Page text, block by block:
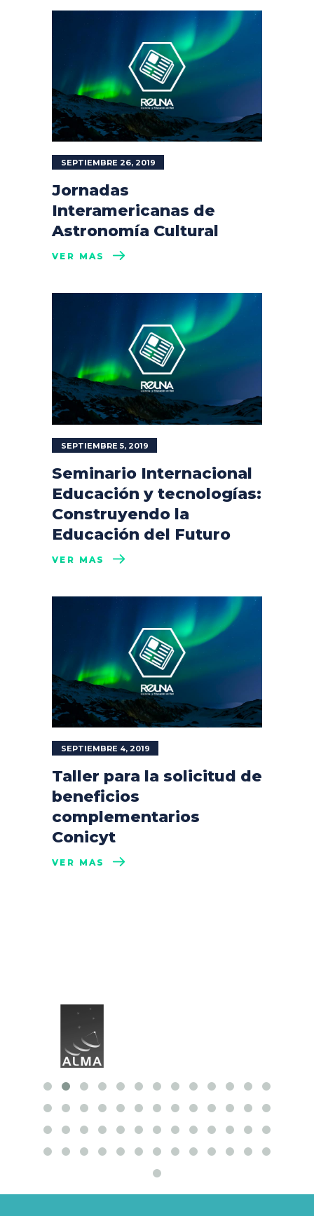
SEPTIEMBRE 26, 2019
Jornadas
Interamericanas de
Astronomía Cultural
VER MÁS
SEPTIEMBRE 5, 2019
Seminario Internacional
Educación y tecnologías:
Construyendo la
Educación del Futuro
VER MÁS
SEPTIEMBRE 4, 2019
Taller para la solicitud de
beneficios
complementarios
Conicyt
VER MÁS